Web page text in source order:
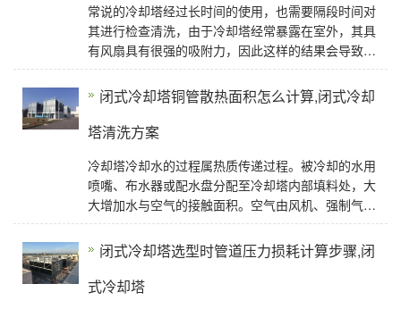
常说的冷却塔经过长时间的使用，也需要隔段时间对
其进行检查清洗，由于冷却塔经常暴露在室外，其具
有风扇具有很强的吸附力，因此这样的结果会导致许
多的泥沙以及杂物被卷入冷却塔的内部，长此以往必
会导致
闭式冷却塔铜管散热面积怎么计算,闭式冷却
塔清洗方案
冷却塔冷却水的过程属热质传递过程。被冷却的水用
喷嘴、布水器或配水盘分配至冷却塔内部填料处，大
大增加水与空气的接触面积。空气由风机、强制气
流、自然风或喷射的诱导效应而循环。1，传统设计
中，闭式冷却塔选型时管道压力损耗计算步骤,闭
式冷却塔